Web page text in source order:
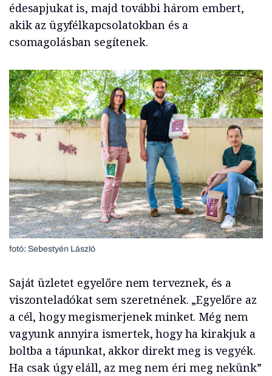
édesapjukat is, majd további három embert,
akik az ügyfélkapcsolatokban és a
csomagolásban segítenek.
fotó: Sebestyén László
Saját üzletet egyelőre nem terveznek, és a
viszonteladókat sem szeretnének. „Egyelőre az
a cél, hogy megismerjenek minket. Még nem
vagyunk annyira ismertek, hogy ha kirakjuk a
boltba a tápunkat, akkor direkt meg is vegyék.
Ha csak úgy eláll, az meg nem éri meg nekünk”